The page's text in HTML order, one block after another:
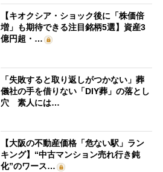
【キオクシア・ショック後に「株価倍
増」も期待できる注目銘柄5選】資産3
億円超・…
「失敗すると取り返しがつかない」葬
儀社の手を借りない「DIY葬」の落とし
穴 素人には…
【大阪の不動産価格「危ない駅」ラン
キング】“中古マンション売れ行き鈍
化”のワース…